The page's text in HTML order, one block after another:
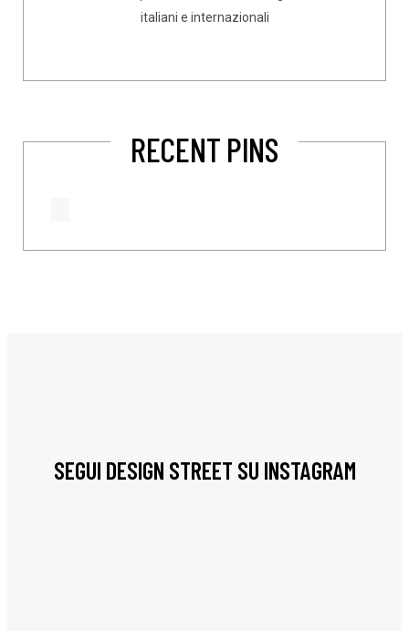
italiani e internazionali
RECENT PINS
SEGUI DESIGN STREET SU INSTAGRAM